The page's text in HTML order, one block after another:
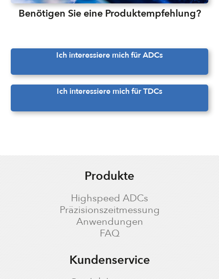
Benötigen Sie eine Produktempfehlung?
Ich interessiere mich für ADCs
Ich interessiere mich für TDCs
Produkte
Highspeed ADCs
Präzisionszeitmessung
Anwendungen
FAQ
Kundenservice